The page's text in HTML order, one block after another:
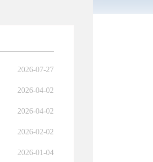
2026-07-27
2026-04-02
2026-04-02
2026-02-02
2026-01-04